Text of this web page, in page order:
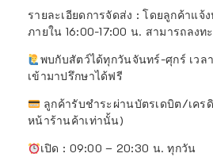
รายละเอียดการจัดส่ง : โดยลูกค้าแจ้
ภายใน 16:00-17:00 น. สามารถลงท
พบกับสัตว์ได้ทุกวันจันทร์-ศุกร์ เวล
เข้ามาปรึกษาได้ฟรี
ลูกค้ารับชำระผ่านบัตรเดบิต/เคร
หน้าร้านค้าเท่านั้น)
เปิด : 09:00 – 20:30 น. ทุกวัน